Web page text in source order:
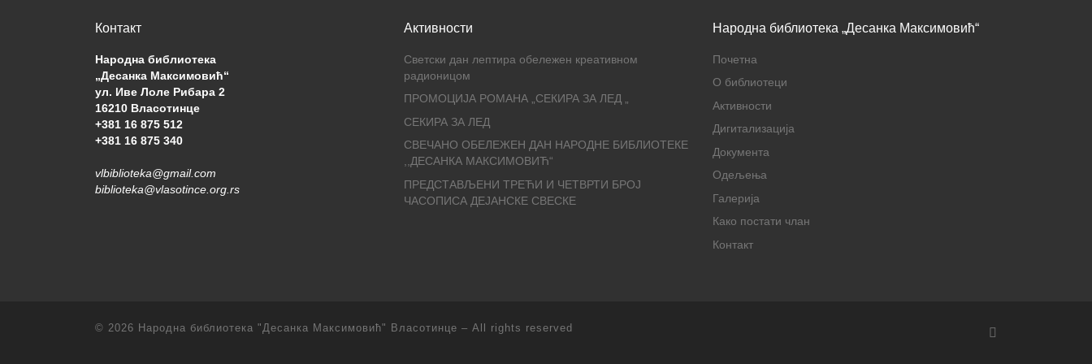
Контакт
Народна библиотека
„Десанка Максимовић“
ул. Иве Лоле Рибара 2
16210 Власотинце
+381 16 875 512
+381 16 875 340
vlbiblioteka@gmail.com
biblioteka@vlasotince.org.rs
Активности
Светски дан лептира обележен креативном
радионицом
ПРОМОЦИЈА РОМАНА „СЕКИРА ЗА ЛЕД „
СЕКИРА ЗА ЛЕД
СВЕЧАНО ОБЕЛЕЖЕН ДАН НАРОДНЕ БИБЛИОТЕКЕ
,,ДЕСАНКА МАКСИМОВИЋ“
ПРЕДСТАВЉЕНИ ТРЕЋИ И ЧЕТВРТИ БРОЈ
ЧАСОПИСА ДЕЈАНСКЕ СВЕСКЕ
Народна библиотека „Десанка Максимовић“
Почетна
О библиотеци
Активности
Дигитализација
Документа
Одељења
Галерија
Како постати члан
Контакт
© 2026 Народна библиотека "Десанка Максимовић" Власотинце – All rights reserved